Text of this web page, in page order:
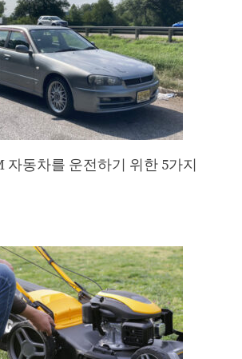
자동차를 운전하기 위한 5가지